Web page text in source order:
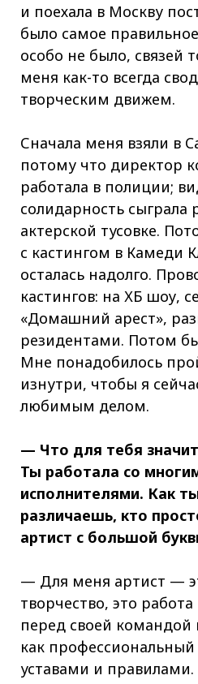
и поехала в Москву
было самое
особо не было, связей
меня как-то всегда
творческим движем.
Сначала меня взяли в
потому что директор
работала в полиции;
солидарность сыграла
актерской тусовке.
с кастингом в Камеди
осталась надолго.
кастингов: на ХБ шоу,
«Домашний арест»,
резидентами. Потом
Мне понадобилось
изнутри, чтобы я
любимым делом.
— Что для тебя
Ты работала со
исполнителями. Как
различаешь, кто
артист с большой
— Для меня артист —
творчество, это
перед своей командой
как
уставами и